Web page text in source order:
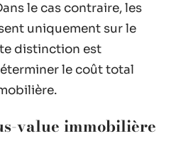
le cas contraire, les
uniquement sur le
distinction est
le coût total
value immobilière